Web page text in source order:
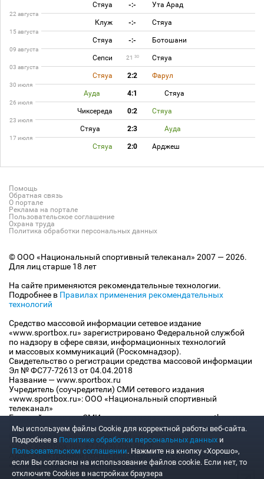
Стяуа -:- Ута Арад
22 августа
Клуж -:- Стяуа
15 августа
Стяуа -:- Ботошани
09 августа
Сепси 21 30 Стяуа
03 августа
Стяуа 2:2 Фарул
30 июля
Ауда 4:1 Стяуа
26 июля
Чиксереда 0:2 Стяуа
23 июля
Стяуа 2:3 Ауда
17 июля
Стяуа 2:0 Арджеш
Помощь
Обратная связь
О портале
Реклама на портале
Пользовательское соглашение
Охрана труда
Политика обработки персональных данных
© ООО «Национальный спортивный телеканал» 2007 — 2026.
Для лиц старше 18 лет
На сайте применяются рекомендательные технологии.
Подробнее в Правилах применения рекомендательных
технологий
Средство массовой информации сетевое издание
«www.sportbox.ru» зарегистрировано Федеральной службой
по надзору в сфере связи, информационных технологий
и массовых коммуникаций (Роскомнадзор).
Свидетельство о регистрации средства массовой информации
Эл № ФС77-72613 от 04.04.2018
Название — www.sportbox.ru
Учредитель (соучредители) СМИ сетевого издания
«www.sportbox.ru»: ООО «Национальный спортивный
телеканал»
Главный редактор СМИ сетевого издания «www.sportbox.ru»:
Конов В.А.
Номер телефона редакции СМИ сетевого издания
«www.sportbox.ru»: +7 (495) 653 8419
Адрес электронной почты редакции СМИ сетевого издания
«www.sportbox.ru»: editor@sportbox.ru
Мы используем файлы Сookie для корректной работы веб-сайта.
Подробнее в Политике обработки персональных данных и
Пользовательском соглашении. Нажмите на кнопку «Хорошо»,
если Вы согласны на использование файлов cookie. Если нет, то
отключите Cookies в настройках браузера